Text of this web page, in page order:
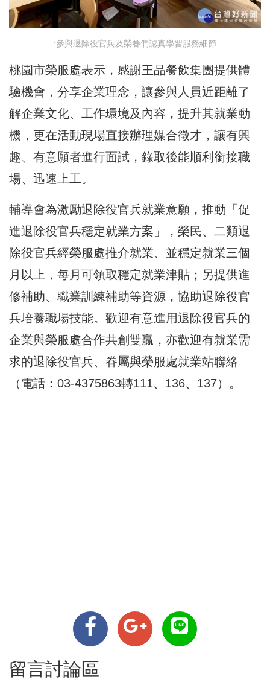
:參與退除役官兵及榮眷們認真學習服務細節
桃園市榮服處表示，感謝王品餐飲集團提供體
驗機會，分享企業理念，讓參與人員近距離了
解企業文化、工作環境及內容，提升其就業動
機，更在活動現場直接辦理媒合徵才，讓有興
趣、有意願者進行面試，錄取後能順利銜接職
場、迅速上工。
輔導會為激勵退除役官兵就業意願，推動「促
進退除役官兵穩定就業方案」，榮民、二類退
除役官兵經榮服處推介就業、並穩定就業三個
月以上，每月可領取穩定就業津貼；另提供進
修補助、職業訓練補助等資源，協助退除役官
兵培養職場技能。歡迎有意進用退除役官兵的
企業與榮服處合作共創雙贏，亦歡迎有就業需
求的退除役官兵、眷屬與榮服處就業站聯絡
（電話：03-4375863轉111、136、137）。
留言討論區